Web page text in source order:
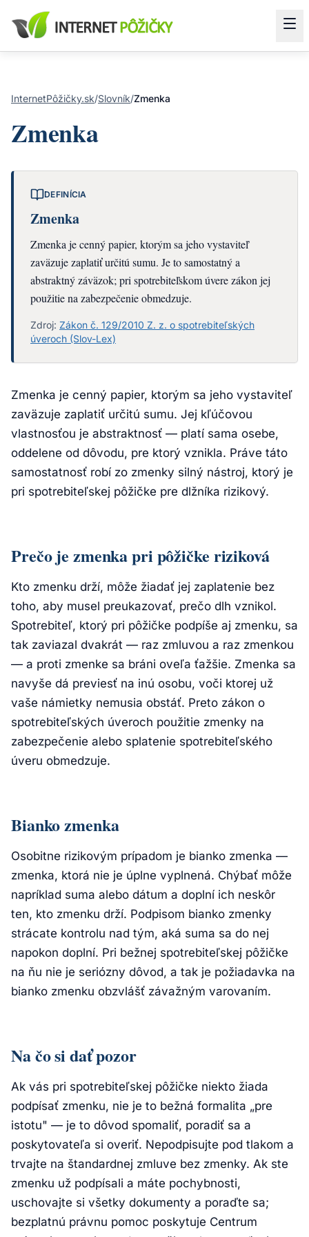
InternetPôžičky.sk/Slovník/Zmenka
Zmenka
DEFINÍCIA
Zmenka
Zmenka je cenný papier, ktorým sa jeho vystaviteľ
zaväzuje zaplatiť určitú sumu. Je to samostatný a
abstraktný záväzok; pri spotrebiteľskom úvere zákon jej
použitie na zabezpečenie obmedzuje.
Zdroj: Zákon č. 129/2010 Z. z. o spotrebiteľských
úveroch (Slov-Lex)
Zmenka je cenný papier, ktorým sa jeho vystaviteľ
zaväzuje zaplatiť určitú sumu. Jej kľúčovou
vlastnosťou je abstraktnosť — platí sama osebe,
oddelene od dôvodu, pre ktorý vznikla. Práve táto
samostatnosť robí zo zmenky silný nástroj, ktorý je
pri spotrebiteľskej pôžičke pre dlžníka rizikový.
Prečo je zmenka pri pôžičke riziková
Kto zmenku drží, môže žiadať jej zaplatenie bez
toho, aby musel preukazovať, prečo dlh vznikol.
Spotrebiteľ, ktorý pri pôžičke podpíše aj zmenku, sa
tak zaviazal dvakrát — raz zmluvou a raz zmenkou
— a proti zmenke sa bráni oveľa ťažšie. Zmenka sa
navyše dá previesť na inú osobu, voči ktorej už
vaše námietky nemusia obstáť. Preto zákon o
spotrebiteľských úveroch použitie zmenky na
zabezpečenie alebo splatenie spotrebiteľského
úveru obmedzuje.
Bianko zmenka
Osobitne rizikovým prípadom je bianko zmenka —
zmenka, ktorá nie je úplne vyplnená. Chýbať môže
napríklad suma alebo dátum a doplní ich neskôr
ten, kto zmenku drží. Podpisom bianko zmenky
strácate kontrolu nad tým, aká suma sa do nej
napokon doplní. Pri bežnej spotrebiteľskej pôžičke
na ňu nie je seriózny dôvod, a tak je požiadavka na
bianko zmenku obzvlášť závažným varovaním.
Na čo si dať pozor
Ak vás pri spotrebiteľskej pôžičke niekto žiada
podpísať zmenku, nie je to bežná formalita „pre
istotu" — je to dôvod spomaliť, poradiť sa a
poskytovateľa si overiť. Nepodpisujte pod tlakom a
trvajte na štandardnej zmluve bez zmenky. Ak ste
zmenku už podpísali a máte pochybnosti,
uschovajte si všetky dokumenty a poraďte sa;
bezplatnú právnu pomoc poskytuje Centrum